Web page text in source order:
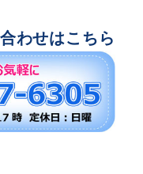
わせはこちら